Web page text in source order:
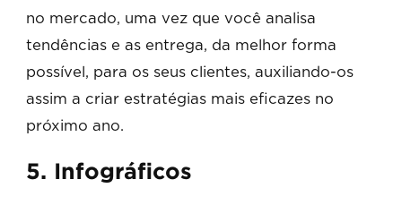
no mercado, uma vez que você analisa
tendências e as entrega, da melhor forma
possível, para os seus clientes, auxiliando-os
assim a criar estratégias mais eficazes no
próximo ano.
5. Infográficos